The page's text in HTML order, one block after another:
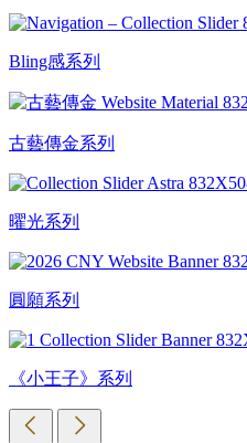
Bling感系列
古藝傳金系列
曜光系列
圓願系列
《小王子》系列